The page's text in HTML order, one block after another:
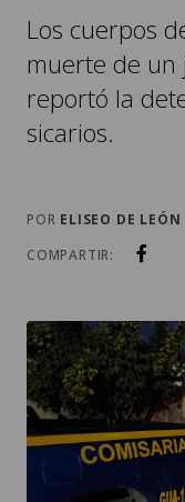
Los cuerpos
muerte de un
reportó la
sicarios.
POR ELISEO DE LEÓN
COMPARTIR: